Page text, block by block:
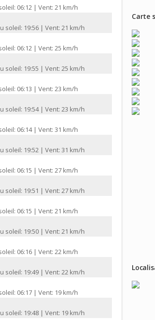
06:12 | Vent: 21 km/h
soleil: 19:56 | Vent: 21 km/h
06:12 | Vent: 25 km/h
soleil: 19:55 | Vent: 25 km/h
06:13 | Vent: 23 km/h
soleil: 19:54 | Vent: 23 km/h
06:14 | Vent: 31 km/h
soleil: 19:52 | Vent: 31 km/h
06:15 | Vent: 27 km/h
soleil: 19:51 | Vent: 27 km/h
06:15 | Vent: 21 km/h
soleil: 19:50 | Vent: 21 km/h
06:16 | Vent: 22 km/h
soleil: 19:49 | Vent: 22 km/h
06:17 | Vent: 19 km/h
soleil: 19:48 | Vent: 19 km/h
Carte